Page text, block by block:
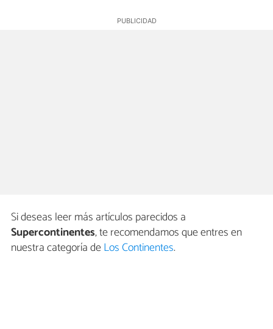
Si deseas leer más artículos parecidos a
Supercontinentes, te recomendamos que entres en
nuestra categoría deLos Continentes.